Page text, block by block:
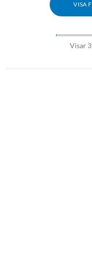
Laddare för iPhone 13
Laddare iPhone 14 Pro
VISA
Visar